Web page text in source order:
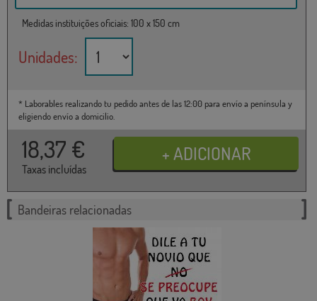
Medidas instituições oficiais: 100 x 150 cm
Unidades:
* Laborables realizando tu pedido antes de las 12:00 para envío a península y
eligiendo envío a domicilio.
18,37 €
Taxas incluídas
Bandeiras relacionadas